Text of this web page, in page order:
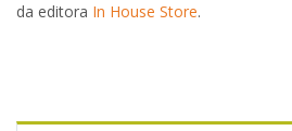
da editora In House Store.